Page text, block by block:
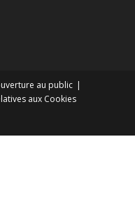
au public
aux Cookies